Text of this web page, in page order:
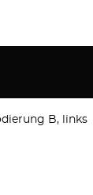
B, links